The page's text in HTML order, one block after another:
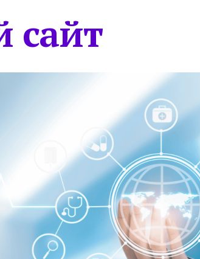
сайт